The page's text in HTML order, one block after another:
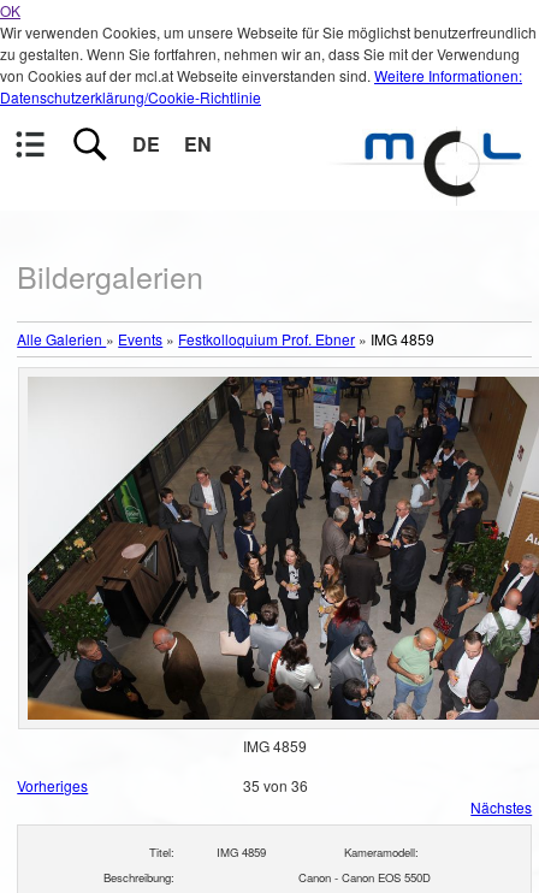
OK
Wir verwenden Cookies, um unsere Webseite für Sie möglichst benutzerfreundlich
zu gestalten. Wenn Sie fortfahren, nehmen wir an, dass Sie mit der Verwendung
von Cookies auf der mcl.at Webseite einverstanden sind. Weitere Informationen:
Datenschutzerklärung/Cookie-Richtlinie
DE EN
Bildergalerien
Alle Galerien » Events » Festkolloquium Prof. Ebner » IMG 4859
IMG 4859
Vorheriges
35 von 36
Nächstes
Titel:
IMG 4859
Beschreibung:
Kameramodell:
Canon - Canon EOS 550D